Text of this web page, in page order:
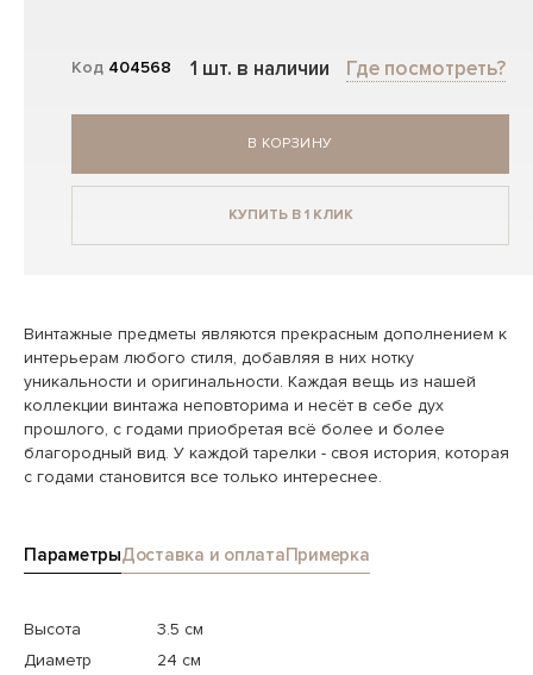
Код 404568 1 шт. в наличии Где посмотреть?
В КОРЗИНУ
КУПИТЬ В 1 КЛИК
Винтажные предметы являются прекрасным дополнением к
интерьерам любого стиля, добавляя в них нотку
уникальности и оригинальности. Каждая вещь из нашей
коллекции винтажа неповторима и несёт в себе дух
прошлого, с годами приобретая всё более и более
благородный вид. У каждой тарелки - своя история, которая
с годами становится все только интереснее.
ПараметрыДоставка и оплатаПримерка
Высота
3.5 см
Диаметр
24 см